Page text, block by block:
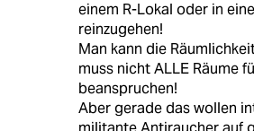
einem R-Lokal oder in
reinzugehen!
Man kann die
muss nicht ALLE Räume
beanspruchen!
Aber gerade das wollen